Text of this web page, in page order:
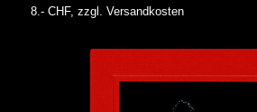
8.- CHF, zzgl. Versandkosten